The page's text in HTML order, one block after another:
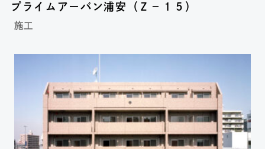
プライムアーバン浦安（Ｚ－１５）
施工